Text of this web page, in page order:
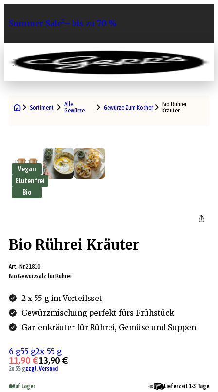
Summer Sale¹– bis zu 70 %
0
Sortiment
Alle
Gewürze
Gewürze Zum Kochen
Bio Rührei
Kräuter
Vegan
Glutenfrei
Bio
Bio Rührei Kräuter
Art.-Nr.21810
Bio Gewürzsalz für Rührei
2 x 55 g im Vorteilsset
Gewürzmischung perfekt fürs Frühstück
Gartenkräuter für Rührei, Gemüse und Suppen
6 g55 g2x 55 g
11,90 €13,90 €
2x 55 gzzgl. Versand
Auf Lager Lieferzeit 1-3 Tage